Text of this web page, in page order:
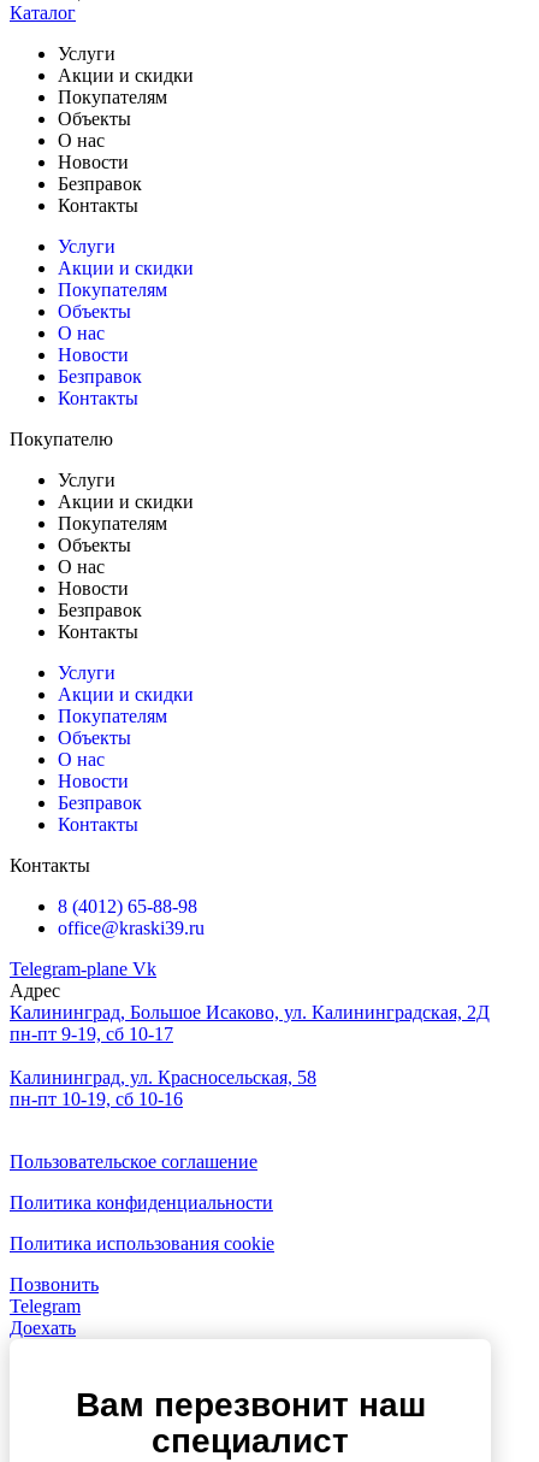
Каталог
Услуги
Акции и скидки
Покупателям
Объекты
О нас
Новости
Безправок
Контакты
Услуги
Акции и скидки
Покупателям
Объекты
О нас
Новости
Безправок
Контакты
Покупателю
Услуги
Акции и скидки
Покупателям
Объекты
О нас
Новости
Безправок
Контакты
Услуги
Акции и скидки
Покупателям
Объекты
О нас
Новости
Безправок
Контакты
Контакты
8 (4012) 65-88-98
office@kraski39.ru
Telegram-plane Vk
Адрес
Калининград, Большое Исаково, ул. Калининградская, 2Д
пн-пт 9-19, сб 10-17
Калининград, ул. Красносельская, 58
пн-пт 10-19, сб 10-16
Пользовательское соглашение
Политика конфиденциальности
Политика использования cookie
Позвонить
Telegram
Доехать
Вам перезвонит наш
специалист